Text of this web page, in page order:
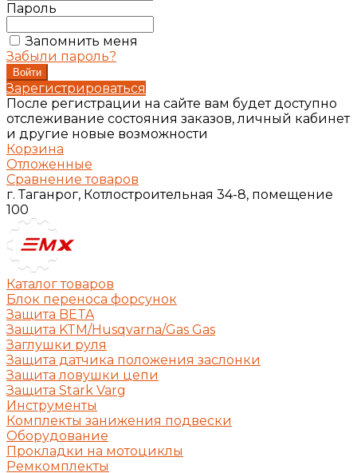
Пароль
Запомнить меня
Забыли пароль?
Зарегистрироваться
После регистрации на сайте вам будет доступно
отслеживание состояния заказов, личный кабинет
и другие новые возможности
Корзина
Отложенные
Сравнение товаров
г. Таганрог, Котлостроительная 34-8, помещение
100
Каталог товаров
Блок переноса форсунок
Защита BETA
Защита KTM/Husqvarna/Gas Gas
Заглушки руля
Защита датчика положения заслонки
Защита ловушки цепи
Защита Stark Varg
Инструменты
Комплекты занижения подвески
Оборудование
Прокладки на мотоциклы
Ремкомплекты